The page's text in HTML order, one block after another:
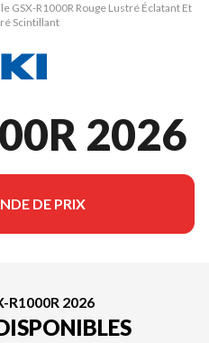
GSX-R1000R Rouge Lustré Éclatant Et
Scintillant
2026
DE PRIX
R1000R 2026